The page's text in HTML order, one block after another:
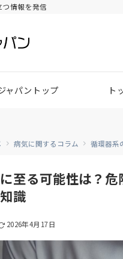
情報を発信
ャパントップ ト
病気に関するコラム 循環器系
至る可能性は？
識
2026年4月17日